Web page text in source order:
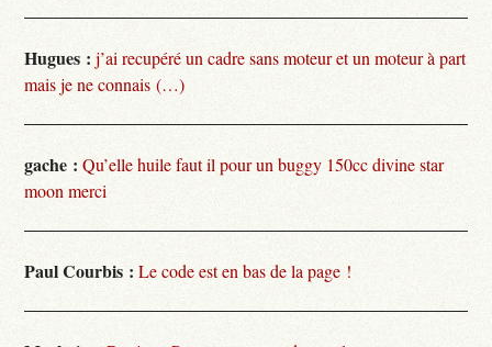
Hugues : j’ai recupéré un cadre sans moteur et un moteur à part
mais je ne connais (…)
gache : Qu’elle huile faut il pour un buggy 150cc divine star
moon merci
Paul Courbis : Le code est en bas de la page !